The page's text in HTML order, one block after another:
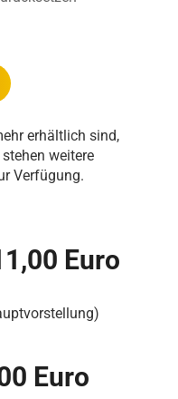
erhältlich sind,
weitere
Verfügung.
Euro
Euro